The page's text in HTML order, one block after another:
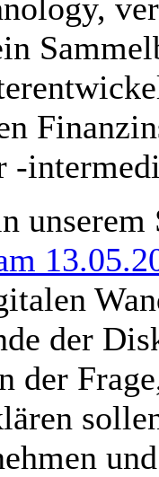
-
der
der